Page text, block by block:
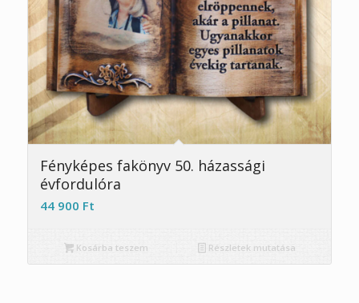
4.91
Fényképes fakönyv 50. házassági
évfordulóra
44 900 Ft
Kosárba teszem Részletek mutatása